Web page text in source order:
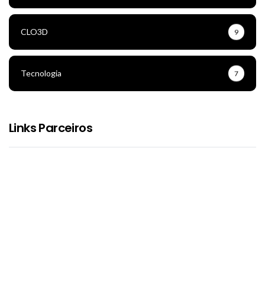
CLO3D 9
Tecnologia 7
Links Parceiros